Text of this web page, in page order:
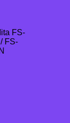
FS-
FS-